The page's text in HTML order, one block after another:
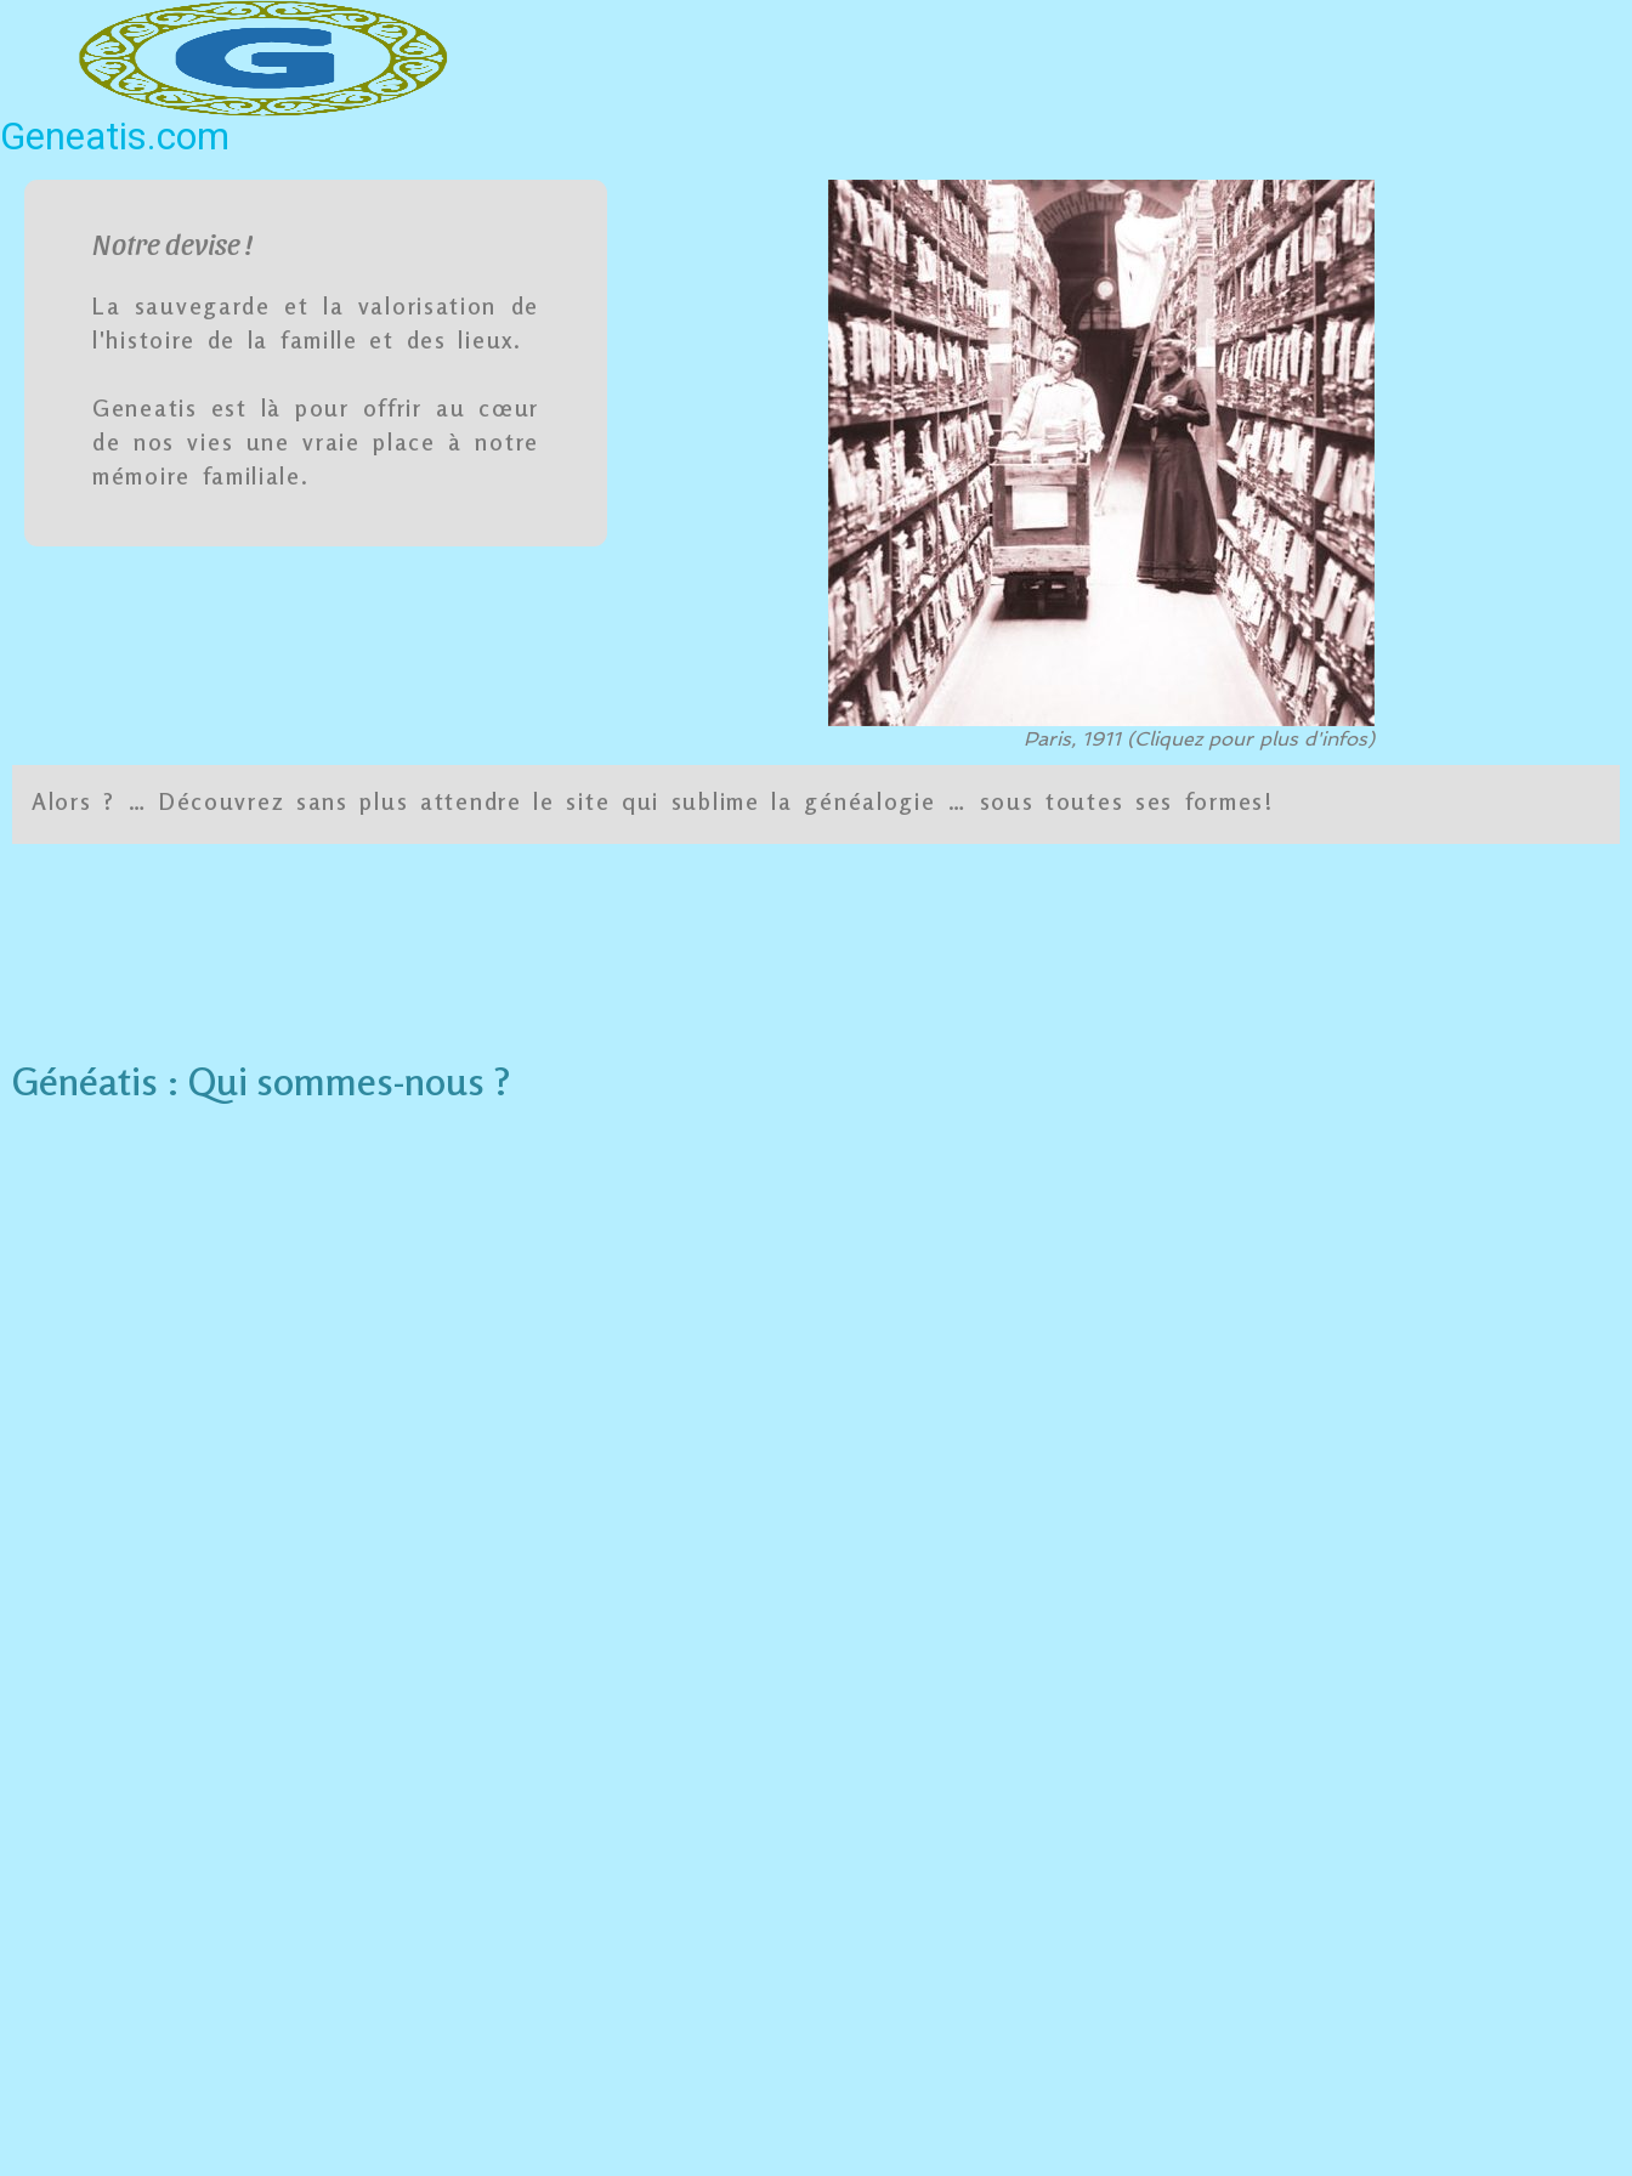
Geneatis.com
Notre devise !
La sauvegarde et la valorisation de
l'histoire de la famille et des lieux.
Geneatis est là pour offrir au cœur
de nos vies une vraie place à notre
mémoire familiale.
Paris, 1911 (Cliquez pour plus d'infos)
Alors ? … Découvrez sans plus attendre le site qui sublime la généalogie … sous toutes ses formes!
Généatis : Qui sommes-nous ?